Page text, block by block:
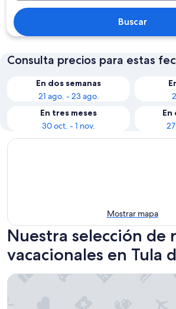
Buscar
Consulta precios para estas
En dos semanas
21 ago. - 23 ago.
En tres meses
30 oct. - 1 nov.
En
Mostrar mapa
Nuestra selección de
vacacionales en Tula
cabañas en arcos del sitio